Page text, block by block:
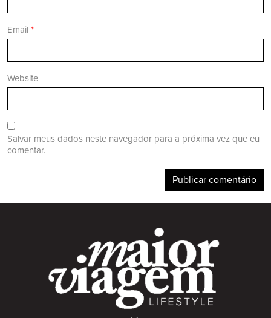
Email *
Website
Salvar meus dados neste navegador para a próxima vez que eu
comentar.